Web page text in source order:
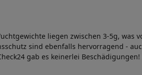
liegen zwischen 3-5g, was
sind ebenfalls hervorragend -
gab es keinerlei